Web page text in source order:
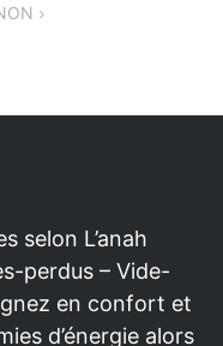
selon L’anah
perdus – Vide-
en confort et
d’énergie alors